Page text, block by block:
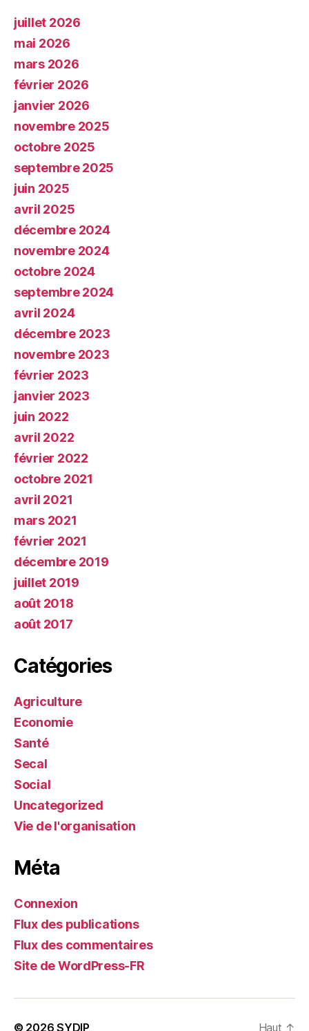
juillet 2026
mai 2026
mars 2026
février 2026
janvier 2026
novembre 2025
octobre 2025
septembre 2025
juin 2025
avril 2025
décembre 2024
novembre 2024
octobre 2024
septembre 2024
avril 2024
décembre 2023
novembre 2023
février 2023
janvier 2023
juin 2022
avril 2022
février 2022
octobre 2021
avril 2021
mars 2021
février 2021
décembre 2019
juillet 2019
août 2018
août 2017
Catégories
Agriculture
Economie
Santé
Secal
Social
Uncategorized
Vie de l'organisation
Méta
Connexion
Flux des publications
Flux des commentaires
Site de WordPress-FR
© 2026SYDIP Haut ↑